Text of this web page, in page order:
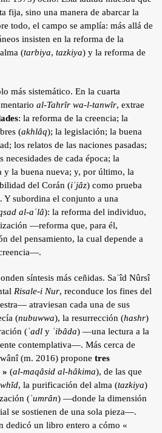
fija, sino una manera de abarcar la
todo, el campo se amplía: más allá de
insisten en la reforma de la
(tarbiya, tazkiya) y la reforma de
más sistemático. En la cuarta
al-Tahrîr wa-l-tanwîr, extrae
: la reforma de la creencia; la
(akhlâq); la legislación; la buena
los relatos de las naciones pasadas;
necesidades de cada época; la
y la buena nueva; y, por último, la
del Corán (iʿjâz) como prueba
Y subordina el conjunto a una
al-aʿlâ): la reforma del individuo,
—reforma que, para él,
del pensamiento, la cual depende a
síntesis más ceñidas. Saʿîd Nûrsî
Risale-i Nur, reconduce los fines del
atraviesan cada una de sus
(nubuwwa), la resurrección (hashr)
(ʿadl y ʿibâda) —una lectura a la
contemplativa—. Más cerca de
(m. 2016) propone tres
» (al-maqâsid al-hâkima), de las que
, la purificación del alma (tazkiya)
(ʿumrân) —donde la dimensión
se sostienen de una sola pieza—.
dedicó un libro entero a cómo «